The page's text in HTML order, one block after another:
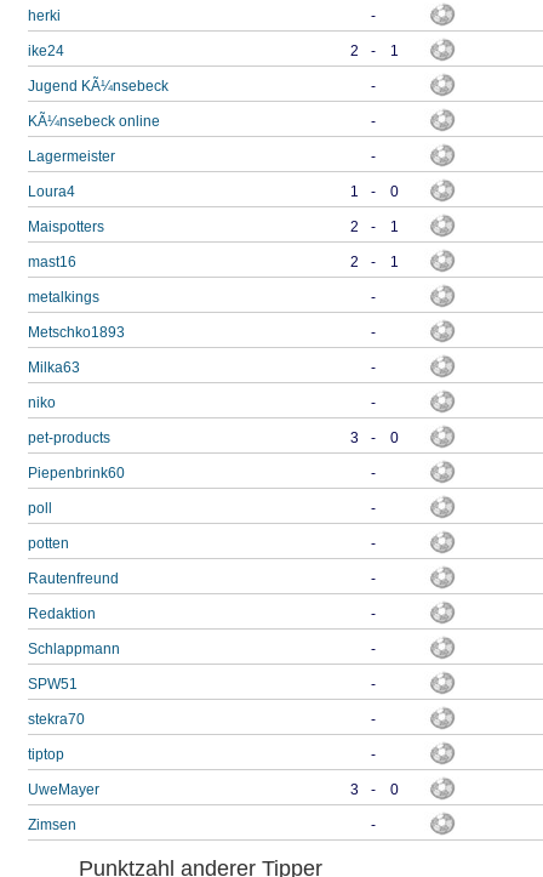
herki -
ike24 2 - 1
Jugend KÃ¼nsebeck -
KÃ¼nsebeck online -
Lagermeister -
Loura4 1 - 0
Maispotters 2 - 1
mast16 2 - 1
metalkings -
Metschko1893 -
Milka63 -
niko -
pet-products 3 - 0
Piepenbrink60 -
poll -
potten -
Rautenfreund -
Redaktion -
Schlappmann -
SPW51 -
stekra70 -
tiptop -
UweMayer 3 - 0
Zimsen -
Punktzahl anderer Tipper